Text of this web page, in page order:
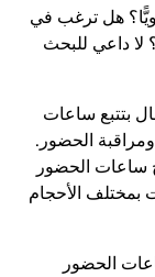
هل ترغب في
لا داعي للبحث
بتتبع ساعات
الحضور.
ساعات الحضور
بمختلف الأحجام
الحضور